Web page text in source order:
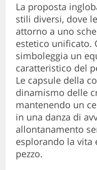
La proposta
stili diversi, dove
attorno a uno
estetico unificato.
simboleggia un
caratteristico del
Le capsule della
dinamismo delle
mantenendo un
in una danza di
allontanamento
esplorando la vita
pezzo.